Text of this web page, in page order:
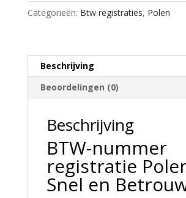
Categorieën: Btw registraties, Polen
Beschrijving
Beoordelingen (0)
Beschrijving
BTW-nummer
registratie
Snel en